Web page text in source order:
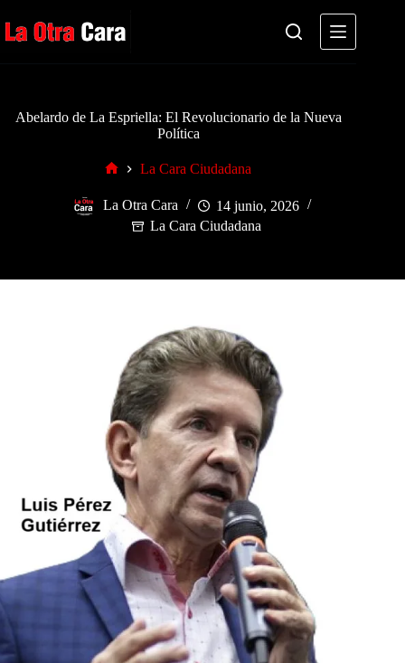
al
contenido
Abelardo de La Espriella: El Revolucionario de la Nueva
Política
La Cara Ciudadana
La Otra Cara
14 junio, 2026
La Cara Ciudadana